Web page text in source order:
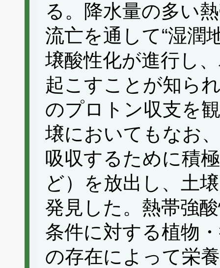
る。降水量の多い
流亡を通して“湿潤
壌酸性化が進行し
起こすことが知ら
のプロトン収支を
壌においてもなお
吸収するために積
ど）を放出し、土
発見した。熱帯強
条件に対する植物
の存在によって栄